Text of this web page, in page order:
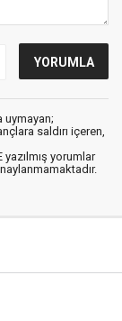
uymayan;
saldırı içeren,
yazılmış yorumlar